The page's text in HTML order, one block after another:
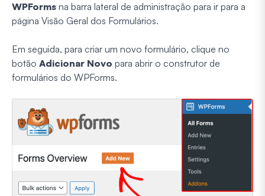
WPForms na barra lateral de administração para ir para a
página Visão Geral dos Formulários.
Em seguida, para criar um novo formulário, clique no
botão Adicionar Novo para abrir o construtor de
formulários do WPForms.